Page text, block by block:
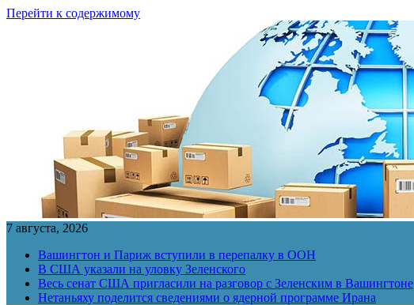
Перейти к содержимому
7 августа, 2026
Вашингтон и Париж вступили в перепалку в ООН
В США указали на уловку Зеленского
Весь сенат США пригласили на разговор с Зеленским в Вашингтоне
Нетаньяху поделится сведениями о ядерной программе Ирана